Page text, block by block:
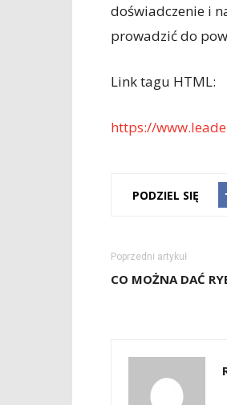
doświadczenie i
prowadzić do
Link tagu HTML:
https://
PODZIEL SIĘ
Poprzedni artykuł
CO MOŻNA DAĆ